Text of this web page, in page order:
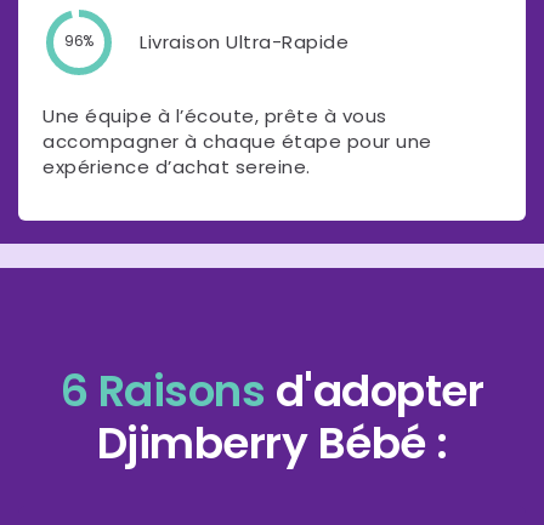
96% Livraison Ultra-Rapide
Une équipe à l’écoute, prête à vous
accompagner à chaque étape pour une
expérience d’achat sereine.
6 Raisons d'adopter
Djimberry Bébé :